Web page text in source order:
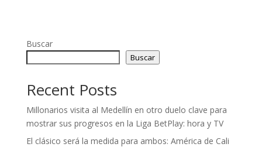
Buscar
Buscar
Recent Posts
Millonarios visita al Medellín en otro duelo clave para
mostrar sus progresos en la Liga BetPlay: hora y TV
El clásico será la medida para ambos: América de Cali